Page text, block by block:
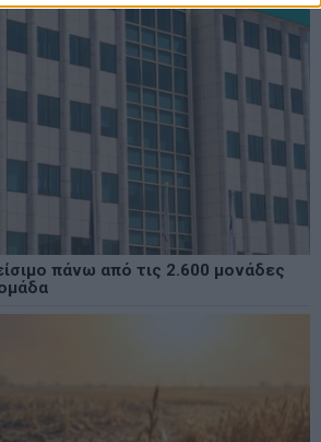
πάνω από τις 2.600 μονάδες